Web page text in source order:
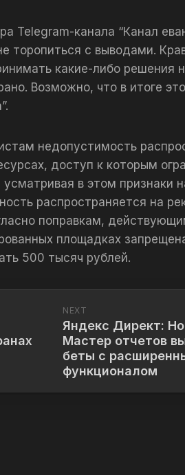
Telegram-канала “Канал
торопиться с выводами.
какие-либо решения
Возможно, что в итоге
недопустимость
доступ к которым
в этом признаки
распространяется на
поправкам,
площадках
500 тысяч рублей.
NEXT
Яндекс Директ:
Мастер отчетов
беты с
функционалом